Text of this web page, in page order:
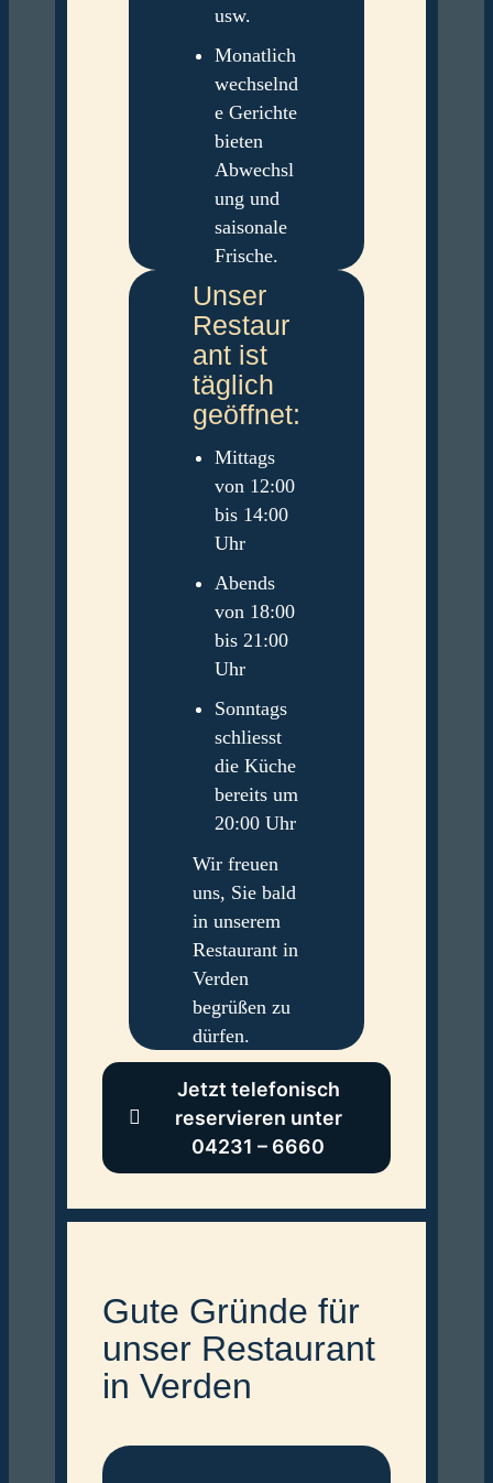
usw.
Monatlich
wechselnd
e Gerichte
bieten
Abwechsl
ung und
saisonale
Frische.
Unser
Restaur
ant ist
täglich
geöffnet:
Mittags
von 12:00
bis 14:00
Uhr
Abends
von 18:00
bis 21:00
Uhr
Sonntags
schliesst
die Küche
bereits um
20:00 Uhr
Wir freuen
uns, Sie bald
in unserem
Restaurant in
Verden
begrüßen zu
dürfen.
Jetzt telefonisch
reservieren unter
04231 – 6660
Gute Gründe für
unser Restaurant
in Verden